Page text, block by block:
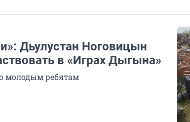
Дьулустан Ноговицын
в «Играх Дыгына»
молодым ребятам